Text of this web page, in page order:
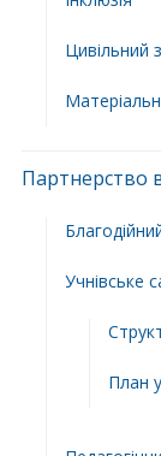
Цивільний
Партнерство в
Учнівське
План